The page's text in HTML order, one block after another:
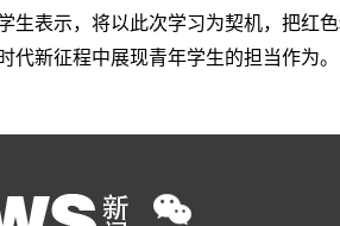
生表示，将以此次学习为契机，把红
代新征程中展现青年学生的担当作为。